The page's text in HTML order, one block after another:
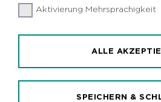
Aktivierung Mehrsprachigkeit
ALLE
SPEICHERN &
Dortmund (idr). "Wir!" - mit
diesjährige Klangvokal
Gemeinschaft und Solidarität